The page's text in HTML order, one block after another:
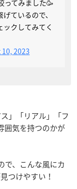
ってみました🥳
ているので、
クしてみてく
2023
」「リアル」「フ
囲気を持つのかが
で、こんな風にカ
つけやすい！